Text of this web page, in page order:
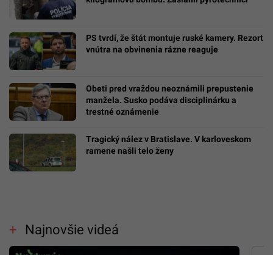
PS tvrdí, že štát montuje ruské kamery. Rezort
vnútra na obvinenia rázne reaguje
Obeti pred vraždou neoznámili prepustenie
manžela. Susko podáva disciplinárku a
trestné oznámenie
Tragický nález v Bratislave. V karloveskom
ramene našli telo ženy
Najnovšie videá